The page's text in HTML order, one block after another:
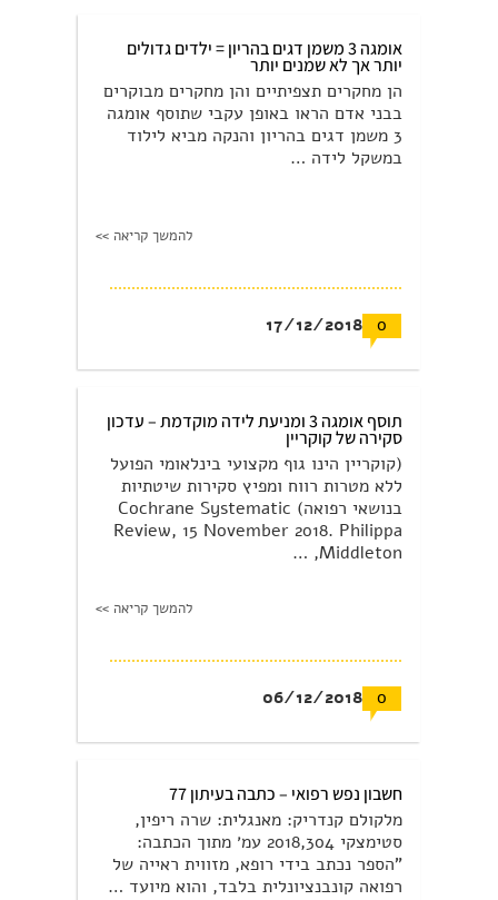
אומגה 3 משמן דגים בהריון = ילדים גדולים
יותר אך לא שמנים יותר
הן מחקרים תצפיתיים והן מחקרים מבוקרים
בבני אדם הראו באופן עקבי שתוסף אומגה
3 משמן דגים בהריון והנקה מביא לילוד
במשקל לידה …
להמשך קריאה >>
0
17/12/2018
תוסף אומגה 3 ומניעת לידה מוקדמת – עדכון
סקירה של קוקריין
(קוקריין הינו גוף מקצועי בינלאומי הפועל
ללא מטרות רווח ומפיץ סקירות שיטתיות
בנושאי רפואה) Cochrane Systematic
Review, 15 November 2018. Philippa
Middleton, …
להמשך קריאה >>
0
06/12/2018
חשבון נפש רפואי – כתבה בעיתון 77
מלקולם קנדריק: מאנגלית: שרה ריפין,
סטימצקי 2018,304 עמ׳ מתוך הכתבה:
"הספר נכתב בידי רופא, מזווית ראייה של
רפואה קונבנציונלית בלבד, והוא מיועד …